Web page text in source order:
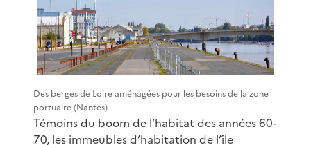
Des berges de Loire aménagées pour les besoins de la zone
portuaire (Nantes)
Témoins du boom de l’habitat des années 60-
70, les immeubles d’habitation de l’île